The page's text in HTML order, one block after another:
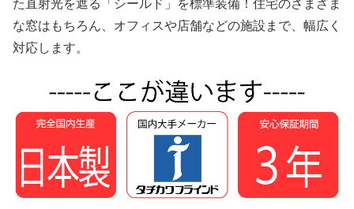
た直射光を遮る「シールド」を標準装備！住宅のさまざま
な窓はもちろん、オフィスや店舗などの施設まで、幅広く
対応します。